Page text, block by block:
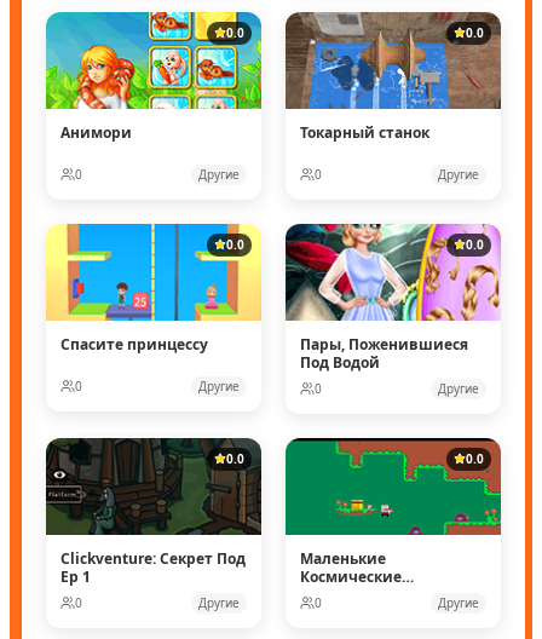
0.0
Анимори
0 Другие
0.0
Токарный станок
0 Другие
0.0
Спасите принцессу
0 Другие
0.0
Пары, Поженившиеся
Под Водой
0 Другие
0.0
Clickventure: Секрет Под
Ep 1
0 Другие
0.0
Маленькие
Космические
рейнджеры
0 Другие